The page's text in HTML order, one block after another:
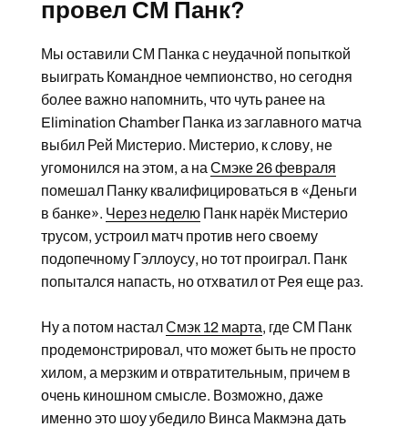
провел СМ Панк?
Мы оставили СМ Панка с неудачной попыткой
выиграть Командное чемпионство, но сегодня
более важно напомнить, что чуть ранее на
Elimination Chamber Панка из заглавного матча
выбил Рей Мистерио. Мистерио, к слову, не
угомонился на этом, а на Смэке 26 февраля
помешал Панку квалифицироваться в «Деньги
в банке». Через неделюПанк нарёк Мистерио
трусом, устроил матч против него своему
подопечному Гэллоусу, но тот проиграл. Панк
попытался напасть, но отхватил от Рея еще раз.
Ну а потом насталСмэк 12 марта, где СМ Панк
продемонстрировал, что может быть не просто
хилом, а мерзким и отвратительным, причем в
очень киношном смысле. Возможно, даже
именно это шоу убедило Винса Макмэна дать